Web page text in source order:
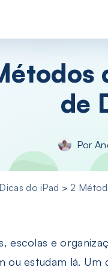
Essencial para Windows
a senha do Windows
mais de 200 problemas do
cliques
Image Translator
de
Por
Dicas do iPad > 2
escolas e
ou estudam lá. Um